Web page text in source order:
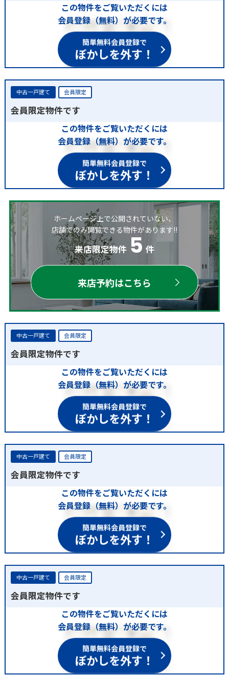
この物件をご覧いただくには
会員登録（無料）が必要です。
簡単無料会員登録で
ぼかしを外す！
中古一戸建て 会員限定
会員限定物件です
この物件をご覧いただくには
会員登録（無料）が必要です。
簡単無料会員登録で
ぼかしを外す！
ホームページ上で公開されていない、
店舗でのみ閲覧できる物件があります!!
来店限定物件 5 件
来店予約はこちら
中古一戸建て 会員限定
会員限定物件です
この物件をご覧いただくには
会員登録（無料）が必要です。
簡単無料会員登録で
ぼかしを外す！
中古一戸建て 会員限定
会員限定物件です
この物件をご覧いただくには
会員登録（無料）が必要です。
簡単無料会員登録で
ぼかしを外す！
中古一戸建て 会員限定
会員限定物件です
この物件をご覧いただくには
会員登録（無料）が必要です。
簡単無料会員登録で
ぼかしを外す！